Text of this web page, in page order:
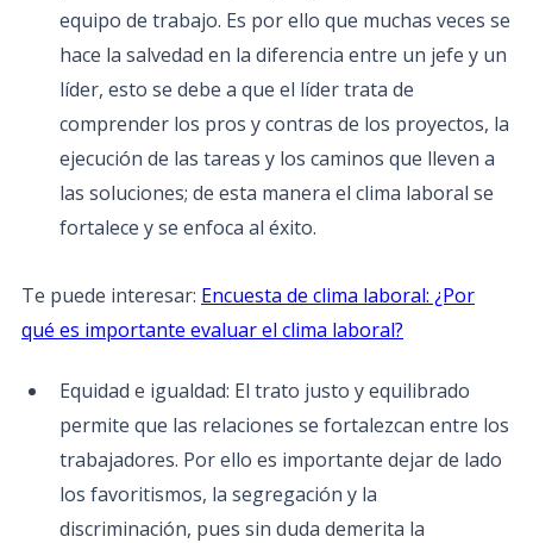
equipo de trabajo. Es por ello que muchas veces se
hace la salvedad en la diferencia entre un jefe y un
líder, esto se debe a que el líder trata de
comprender los pros y contras de los proyectos, la
ejecución de las tareas y los caminos que lleven a
las soluciones; de esta manera el clima laboral se
fortalece y se enfoca al éxito.
Te puede interesar: Encuesta de clima laboral: ¿Por
qué es importante evaluar el clima laboral?
Equidad e igualdad: El trato justo y equilibrado
permite que las relaciones se fortalezcan entre los
trabajadores. Por ello es importante dejar de lado
los favoritismos, la segregación y la
discriminación, pues sin duda demerita la